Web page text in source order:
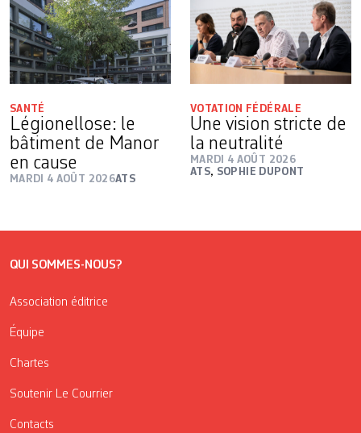
SANTÉ
Légionellose: le
bâtiment de Manor
en cause
MARDI 4 AOÛT 2026ATS
VOTATION FÉDÉRALE
Une vision stricte de
la neutralité
MARDI 4 AOÛT 2026
ATS, SOPHIE DUPONT
QUI SOMMES-NOUS?
Association éditrice
Équipe
Chartes
Soutenir Le Courrier
Contacts